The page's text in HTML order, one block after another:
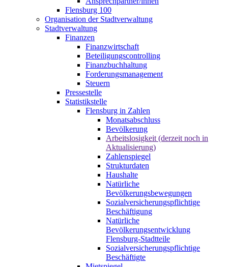
Flensburg 100
Organisation der Stadtverwaltung
Stadtverwaltung
Finanzen
Finanzwirtschaft
Beteiligungscontrolling
Finanzbuchhaltung
Forderungsmanagement
Steuern
Pressestelle
Statistikstelle
Flensburg in Zahlen
Monatsabschluss
Bevölkerung
Arbeitslosigkeit (derzeit noch in
Aktualisierung)
Zahlenspiegel
Strukturdaten
Haushalte
Natürliche
Bevölkerungsbewegungen
Sozialversicherungspflichtige
Beschäftigung
Natürliche
Bevölkerungsentwicklung
Flensburg-Stadtteile
Sozialversicherungspflichtige
Beschäftigte